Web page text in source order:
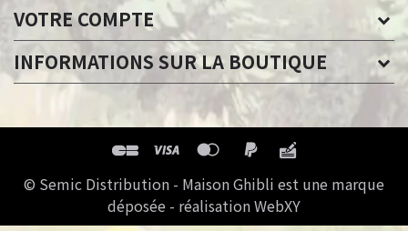
VOTRE COMPTE
INFORMATIONS SUR LA BOUTIQUE
© Semic Distribution - Maison Ghibli est une marque
déposée - réalisation WebXY